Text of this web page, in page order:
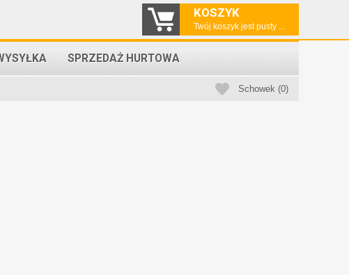
KOSZYK
Twój koszyk jest pusty ...
SPRZEDAŻ HURTOWA
Schowek (0)